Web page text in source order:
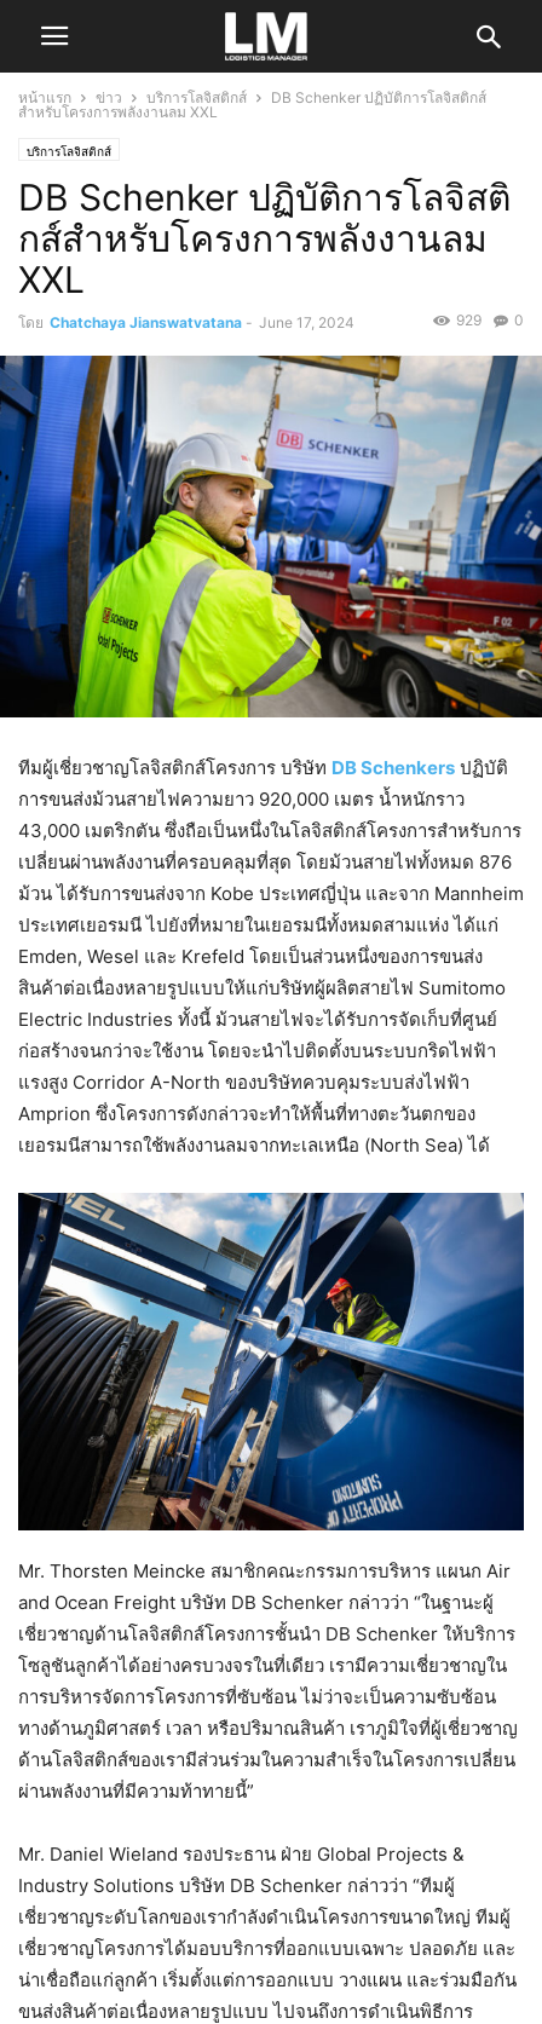
หน้าแรก ข่าว บริการโลจิสติกส์
DB Schenker ปฏิบัติการโลจิสติกส์
สำหรับโครงการพลังงานลม XXL
บริการโลจิสติกส์
DB Schenker ปฏิบัติการโลจิสติ
กส์สำหรับโครงการพลังงานลม
XXL
โดย Chatchaya Jianswatvatana - June 17, 2024 0
929
ทีมผู้เชี่ยวชาญโลจิสติกส์โครงการ บริษัท DB Schenkers ปฏิบัติ
การขนส่งม้วนสายไฟความยาว 920,000 เมตร น้ำหนักราว
43,000 เมตริกตัน ซึ่งถือเป็นหนึ่งในโลจิสติกส์โครงการสำหรับการ
เปลี่ยนผ่านพลังงานที่ครอบคลุมที่สุด โดยม้วนสายไฟทั้งหมด 876
ม้วน ได้รับการขนส่งจาก Kobe ประเทศญี่ปุ่น และจาก Mannheim
ประเทศเยอรมนี ไปยังที่หมายในเยอรมนีทั้งหมดสามแห่ง ได้แก่
Emden, Wesel และ Krefeld โดยเป็นส่วนหนึ่งของการขนส่ง
สินค้าต่อเนื่องหลายรูปแบบให้แก่บริษัทผู้ผลิตสายไฟ Sumitomo
Electric Industries ทั้งนี้ ม้วนสายไฟจะได้รับการจัดเก็บที่ศูนย์
ก่อสร้างจนกว่าจะใช้งาน โดยจะนำไปติดตั้งบนระบบกริดไฟฟ้า
แรงสูง Corridor A-North ของบริษัทควบคุมระบบส่งไฟฟ้า
Amprion ซึ่งโครงการดังกล่าวจะทำให้พื้นที่ทางตะวันตกของ
เยอรมนีสามารถใช้พลังงานลมจากทะเลเหนือ (North Sea) ได้
Mr. Thorsten Meincke สมาชิกคณะกรรมการบริหาร แผนก Air
and Ocean Freight บริษัท DB Schenker กล่าวว่า “ในฐานะผู้
เชี่ยวชาญด้านโลจิสติกส์โครงการชั้นนำ DB Schenker ให้บริการ
โซลูชันลูกค้าได้อย่างครบวงจรในที่เดียว เรามีความเชี่ยวชาญใน
การบริหารจัดการโครงการที่ซับซ้อน ไม่ว่าจะเป็นความซับซ้อน
ทางด้านภูมิศาสตร์ เวลา หรือปริมาณสินค้า เราภูมิใจที่ผู้เชี่ยวชาญ
ด้านโลจิสติกส์ของเรามีส่วนร่วมในความสำเร็จในโครงการเปลี่ยน
ผ่านพลังงานที่มีความท้าทายนี้”
Mr. Daniel Wieland รองประธาน ฝ่าย Global Projects &
Industry Solutions บริษัท DB Schenker กล่าวว่า “ทีมผู้
เชี่ยวชาญระดับโลกของเรากำลังดำเนินโครงการขนาดใหญ่ ทีมผู้
เชี่ยวชาญโครงการได้มอบบริการที่ออกแบบเฉพาะ ปลอดภัย และ
น่าเชื่อถือแก่ลูกค้า เริ่มตั้งแต่การออกแบบ วางแผน และร่วมมือกัน
ขนส่งสินค้าต่อเนื่องหลายรูปแบบ ไปจนถึงการดำเนินพิธีการ